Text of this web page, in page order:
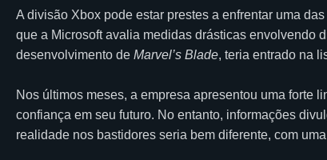
A divisão Xbox pode estar prestes a enfrentar uma
que a Microsoft avalia medidas drásticas envolvendo
desenvolvimento de Marvel’s Blade, teria entrado na
Nos últimos meses, a empresa apresentou uma forte
confiança em seu futuro. No entanto, informações
realidade nos bastidores seria bem diferente, com